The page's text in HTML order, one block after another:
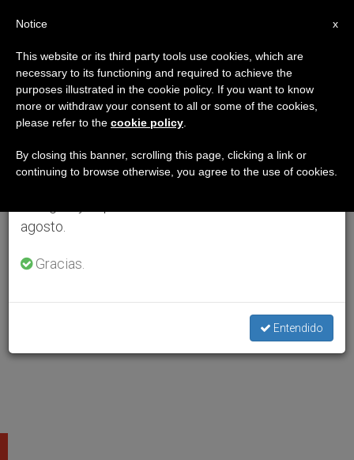
×
Aviso importante
Del 27 de julio al 7 de agosto haremos la pausa
anual, aprovechando que en el periodo de verano
se generan menos informaciones y también el
agosto.
Gracias.
Entendido
x
Notice
This website or its third party tools use cookies, which are
necessary to its functioning and required to achieve the
purposes illustrated in the cookie policy. If you want to know
more or withdraw your consent to all or some of the cookies,
please refer to the cookie policy
By closing this banner, scrolling this page, clicking a link or
continuing to browse otherwise, you agree to the use of cookies.